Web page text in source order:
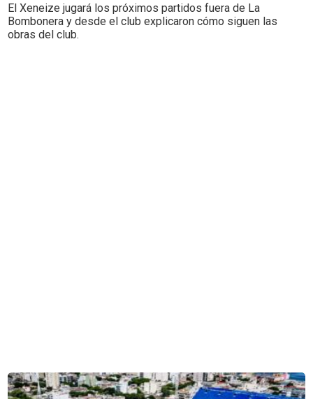
El Xeneize jugará los próximos partidos fuera de La
Bombonera y desde el club explicaron cómo siguen las
obras del club.